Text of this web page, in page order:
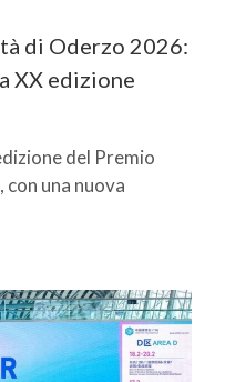
di Oderzo 2026:
XX edizione
del Premio
una nuova